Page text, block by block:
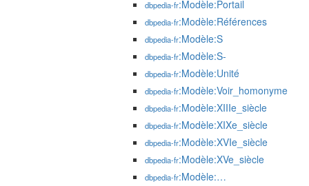
dbpedia-fr:Modèle:Portail
dbpedia-fr:Modèle:Références
dbpedia-fr:Modèle:S
dbpedia-fr:Modèle:S-
dbpedia-fr:Modèle:Unité
dbpedia-fr:Modèle:Voir_homonyme
dbpedia-fr:Modèle:XIIIe_siècle
dbpedia-fr:Modèle:XIXe_siècle
dbpedia-fr:Modèle:XVIe_siècle
dbpedia-fr:Modèle:XVe_siècle
dbpedia-fr:Modèle:…